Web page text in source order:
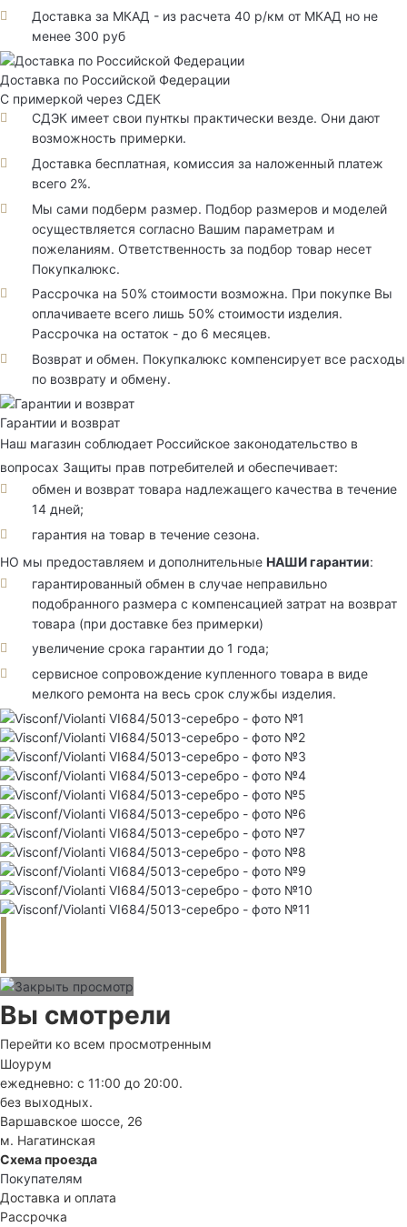
Доставка за МКАД - из расчета 40 р/км от МКАД но не
менее 300 руб
Доставка по Российской Федерации
С примеркой через СДЕК
СДЭК имеет свои пунткы практически везде. Они дают
возможность примерки.
Доставка бесплатная, комиссия за наложенный платеж
всего 2%.
Мы сами подберм размер. Подбор размеров и моделей
осуществляется согласно Вашим параметрам и
пожеланиям. Ответственность за подбор товар несет
Покупкалюкс.
Рассрочка на 50% стоимости возможна. При покупке Вы
оплачиваете всего лишь 50% стоимости изделия.
Рассрочка на остаток - до 6 месяцев.
Возврат и обмен. Покупкалюкс компенсирует все расходы
по возврату и обмену.
Гарантии и возврат
Наш магазин соблюдает Российское законодательство в
вопросах Защиты прав потребителей и обеспечивает:
обмен и возврат товара надлежащего качества в течение
14 дней;
гарантия на товар в течение сезона.
НО мы предоставляем и дополнительные НАШИ гарантии:
гарантированный обмен в случае неправильно
подобранного размера с компенсацией затрат на возврат
товара (при доставке без примерки)
увеличение срока гарантии до 1 года;
сервисное сопровождение купленного товара в виде
мелкого ремонта на весь срок службы изделия.
Вы смотрели
Перейти ко всем просмотренным
Шоурум
ежедневно: с 11:00 до 20:00.
без выходных.
Варшавское шоссе, 26
м. Нагатинская
Схема проезда
Покупателям
Доставка и оплата
Рассрочка